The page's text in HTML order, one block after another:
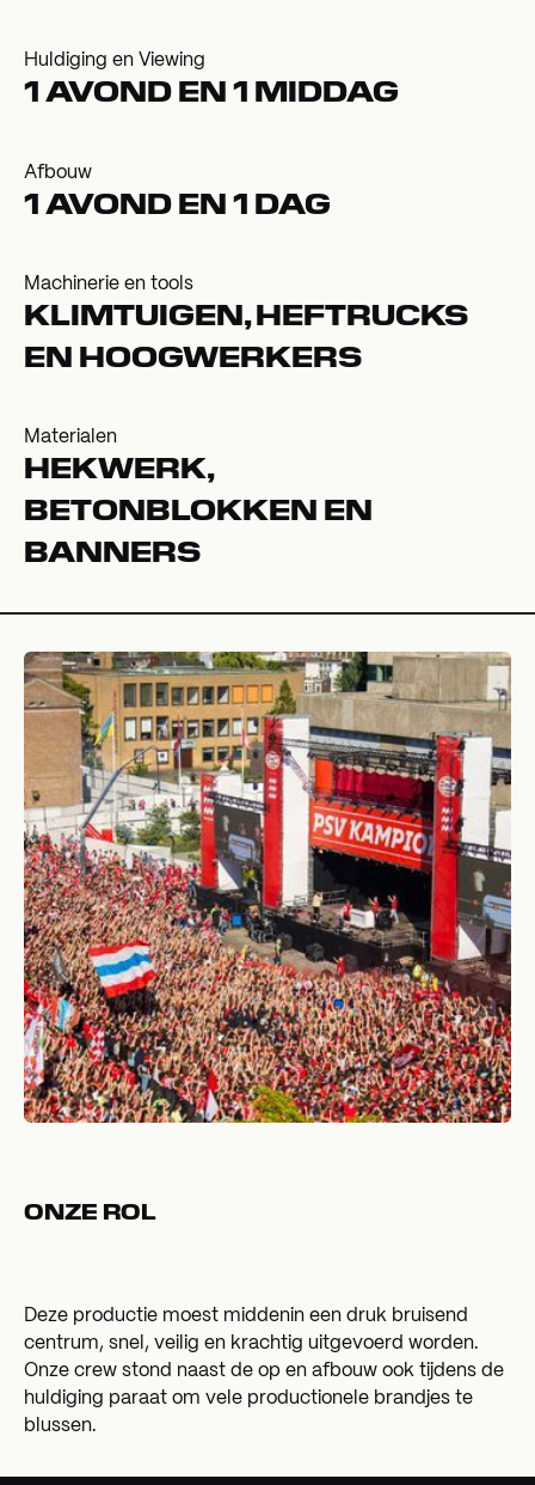
Huldiging en Viewing
1 AVOND EN 1 MIDDAG
Afbouw
1 AVOND EN 1 DAG
Machinerie en tools
KLIMTUIGEN, HEFTRUCKS
EN HOOGWERKERS
Materialen
HEKWERK,
BETONBLOKKEN EN
BANNERS
ONZE ROL
Deze productie moest middenin een druk bruisend
centrum, snel, veilig en krachtig uitgevoerd worden.
Onze crew stond naast de op en afbouw ook tijdens de
huldiging paraat om vele productionele brandjes te
blussen.